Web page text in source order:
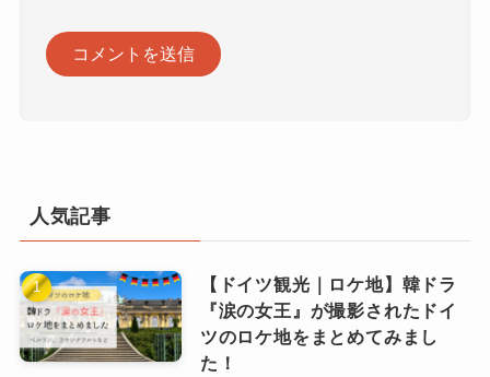
n
t
i
v
e
人気記事
【ドイツ観光｜ロケ地】韓ドラ
『涙の女王』が撮影されたドイ
ツのロケ地をまとめてみまし
た！